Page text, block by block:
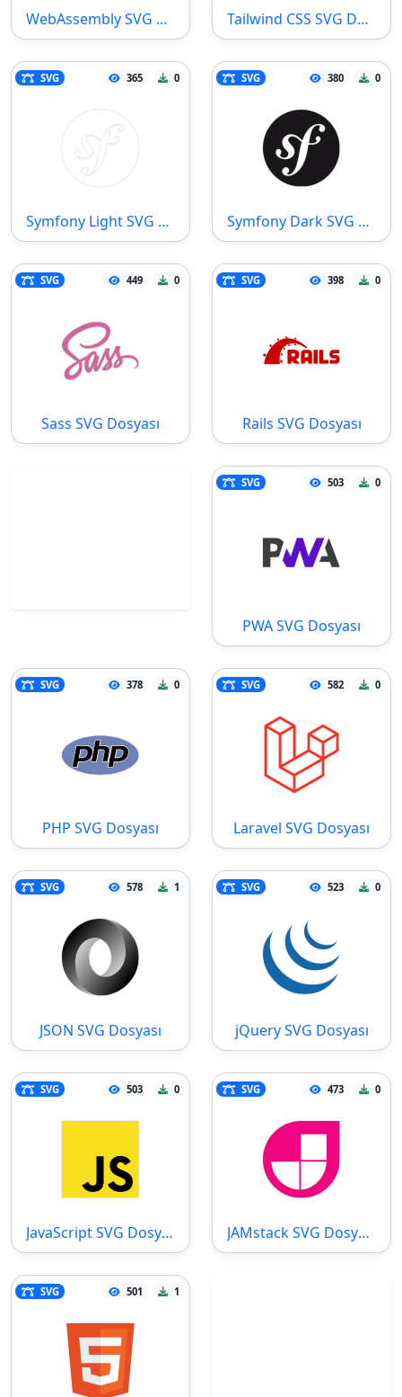
WebAssembly SVG Dosyası Tailwind CSS SVG Dosyası
SVG 365 0
Symfony Light SVG Dosyası
SVG 380 0
Symfony Dark SVG Dosyası
SVG 449 0
Sass SVG Dosyası
SVG 398 0
Rails SVG Dosyası
SVG 503 0
PWA SVG Dosyası
SVG 378 0
PHP SVG Dosyası
SVG 582 0
Laravel SVG Dosyası
SVG 578 1
JSON SVG Dosyası
SVG 523 0
jQuery SVG Dosyası
SVG 503 0
JavaScript SVG Dosyası
SVG 473 0
JAMstack SVG Dosyası
SVG 501 1